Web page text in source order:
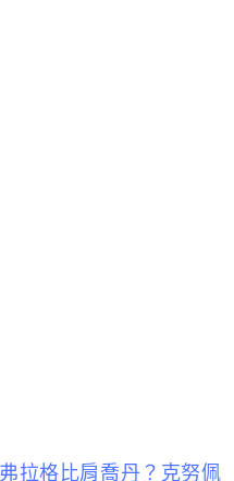
拉格比肩喬丹？克努佩